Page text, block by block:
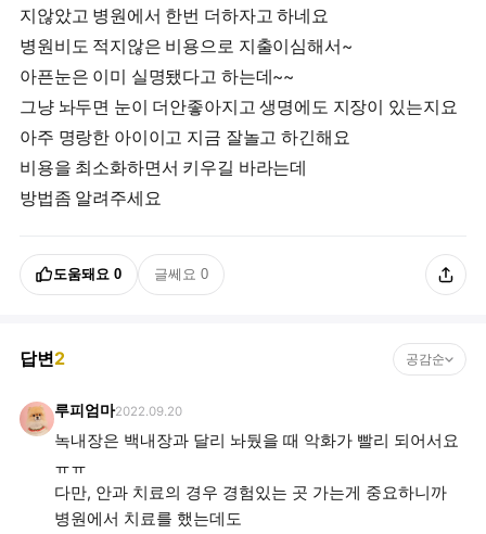
지않았고 병원에서 한번 더하자고 하네요
병원비도 적지않은 비용으로 지출이심해서~
아픈눈은 이미 실명됐다고 하는데~~
그냥 놔두면 눈이 더안좋아지고 생명에도 지장이 있는지요
아주 명랑한 아이이고 지금 잘놀고 하긴해요
비용을 최소화하면서 키우길 바라는데
도움돼요 0 글쎄요 0
답변2 공감순
루피엄마2022.09.20
녹내장은 백내장과 달리 놔뒀을 때 악화가 빨리 되어서요
ㅠㅠ
다만, 안과 치료의 경우 경험있는 곳 가는게 중요하니까
병원에서 치료를 했는데도